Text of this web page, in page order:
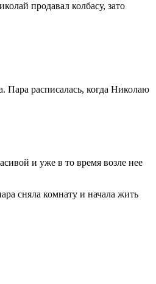
продавал колбасу, зато
Пара расписалась, когда Николаю
и уже в то время возле нее
сняла комнату и начала жить